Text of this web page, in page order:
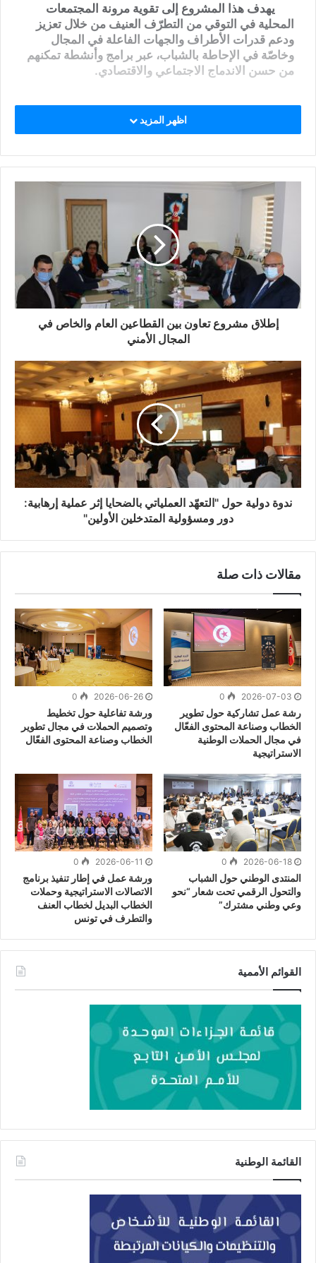
يهدف هذا المشروع إلى تقوية مرونة المجتمعات
المحلية في التوقي من التطرّف العنيف من خلال تعزيز
ودعم قدرات الأطراف والجهات الفاعلة في المجال
وخاصّة في الإحاطة بالشباب، عبر برامج وأنشطة تمكنهم
من حسن الاندماج الاجتماعي والاقتصادي.
اظهر المزيد
إطلاق مشروع تعاون بين القطاعين العام والخاص في
المجال الأمني
ندوة دولية حول "التعهّد العملياتي بالضحايا إثر عملية إرهابية:
دور ومسؤولية المتدخلين الأولين"
مقالات ذات صلة
2026-07-03
0
رشة عمل تشاركية حول تطوير
الخطاب وصناعة المحتوى الفعّال
في مجال الحملات الوطنية
الاستراتيجية
2026-06-26
0
ورشة تفاعلية حول تخطيط
وتصميم الحملات في مجال تطوير
الخطاب وصناعة المحتوى الفعّال
2026-06-18
0
المنتدى الوطني حول الشباب
والتحول الرقمي تحت شعار “نحو
وعي وطني مشترك”
2026-06-11
0
ورشة عمل في إطار تنفيذ برنامج
الاتصالات الاستراتيجية وحملات
الخطاب البديل لخطاب العنف
والتطرف في تونس
القوائم الأممية
القائمة الوطنية